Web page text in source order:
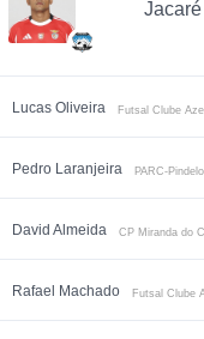
Jacaré
Lucas Oliveira Futsal Clube
Pedro Laranjeira PARC-Pindelo
David Almeida CP Miranda do
Rafael Machado Futsal Clube